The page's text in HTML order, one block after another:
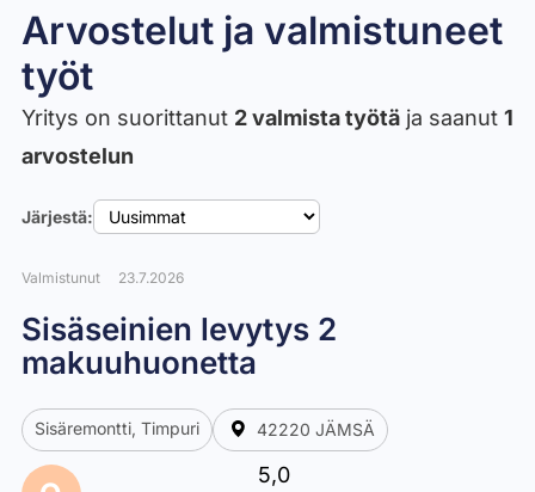
Arvostelut ja valmistuneet
työt​
Yritys on suorittanut 2 valmista työtäja saanut 1
arvostelun
Järjestä:
Valmistunut 23.7.2026
Sisäseinien levytys 2
makuuhuonetta
Sisäremontti, Timpuri 42220 JÄMSÄ
5,0